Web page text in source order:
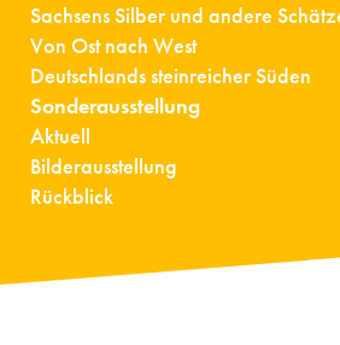
Sachsens Silber und andere
Von Ost nach West
Deutschlands steinreicher Süden
Sonderausstellung
Aktuell
Bilderausstellung
Rückblick